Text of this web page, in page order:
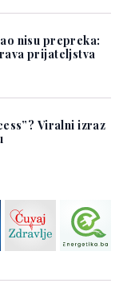
nisu prepreka:
prijateljstva
Viralni izraz